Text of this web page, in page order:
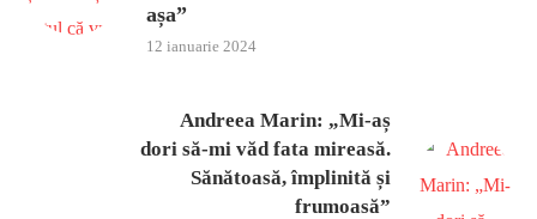
așa”
12 ianuarie 2024
Andreea Marin: „Mi-aș
dori să-mi văd fata mireasă.
Sănătoasă, împlinită și
frumoasă”